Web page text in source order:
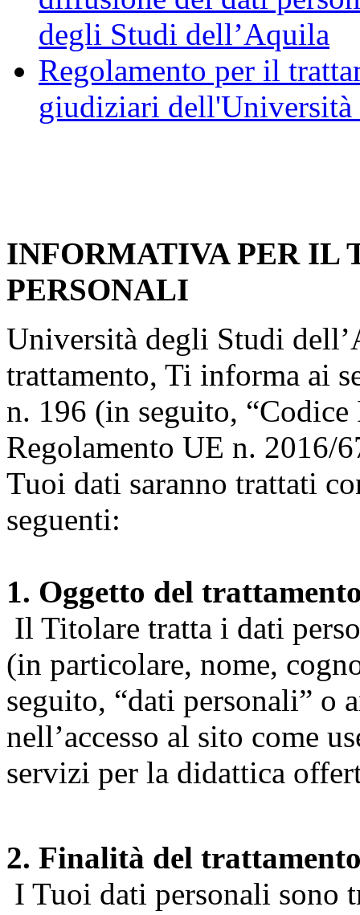
degli Studi dell’Aquila
Regolamento per il
giudiziari
INFORMATIVA PER IL
PERSONALI
Università degli Studi
trattamento, Ti informa ai
n. 196 (in seguito, “Codice
Regolamento UE n. 2016/
Tuoi dati saranno trattati
seguenti:
1. Oggetto del
Il Titolare tratta i dati
(in particolare, nome,
seguito, “dati personali” o
nell’accesso al sito come
servizi per la didattica
2. Finalità del
I Tuoi dati personali sono